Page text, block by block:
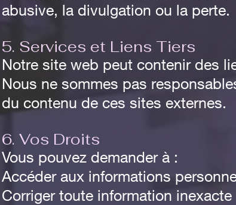
abusive, la divulgation ou la perte.
5. Services et Liens Tiers
Notre site web peut contenir des
Nous ne sommes pas
du contenu de ces sites externes.
6. Vos Droits
Vous pouvez demander à :
Accéder aux informations
Corriger toute information inexacte